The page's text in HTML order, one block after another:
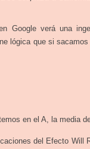
Google verá una
lógica que si
en el A, la media
del Efecto Will